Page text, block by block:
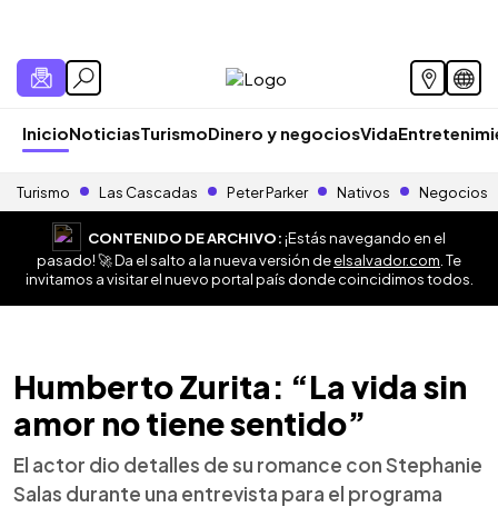
InicioNoticiasTurismoDinero y negociosVida
Turismo Las Cascadas Peter Parker Nativos Negocios
CONTENIDO DE ARCHIVO:¡Estás navegando en el
pasado! 🚀 Da el salto a la nueva versión deelsalvador.com . Te
invitamos a visitar el nuevo portal país donde coincidimos todos.
Humberto Zurita: “La vida sin
amor no tiene sentido”
El actor dio detalles de su romance con Stephanie
Salas durante una entrevista para el programa